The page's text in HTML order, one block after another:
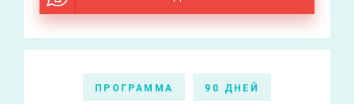
ПРОГРАММА 90 ДНЕЙ